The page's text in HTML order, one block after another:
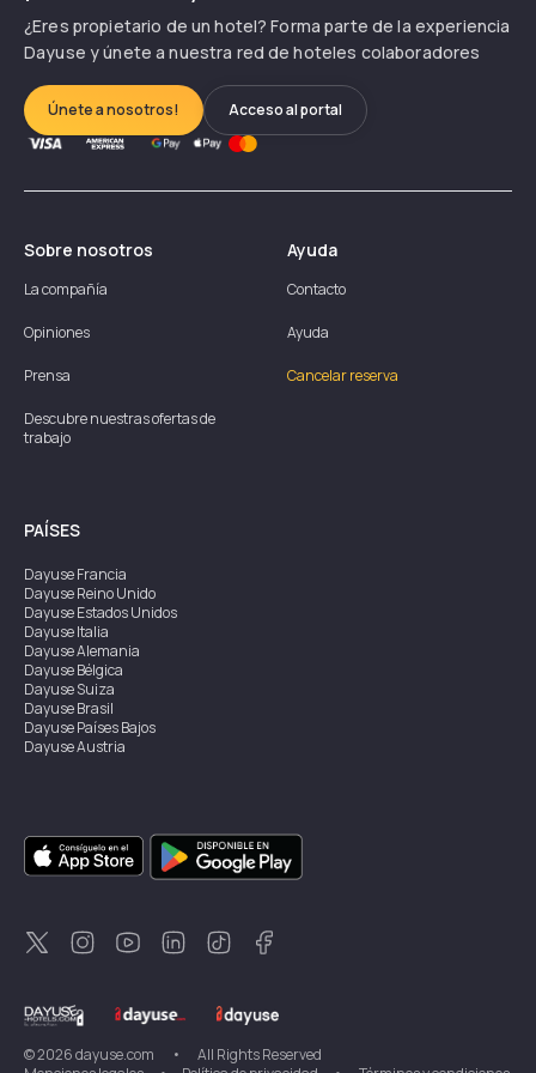
¿Eres propietario de un hotel? Forma parte de la experiencia
Dayuse y únete a nuestra red de hoteles colaboradores
Únete a nosotros! Acceso al portal
Sobre nosotros
La compañía
Opiniones
Prensa
Descubre nuestras ofertas de
trabajo
Ayuda
Contacto
Ayuda
Cancelar reserva
PAÍSES
DayuseFrancia
DayuseReino Unido
DayuseEstados Unidos
DayuseItalia
DayuseAlemania
DayuseBélgica
DayuseSuiza
DayuseBrasil
DayusePaíses Bajos
DayuseAustria
DayuseSingapur
DayuseSuecia
DayuseTailandia
DayuseNueva Zelanda
DayuseTurquía
©2026dayuse.com •
All Rights Reserved